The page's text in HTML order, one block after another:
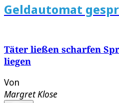
Geldautomat
Täter ließen scharfen
liegen
Von
Margret Klose